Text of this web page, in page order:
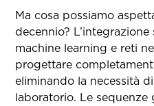
Ma cosa possiamo
decennio?
machine learning e reti
progettare
eliminando la necessità
laboratorio. Le